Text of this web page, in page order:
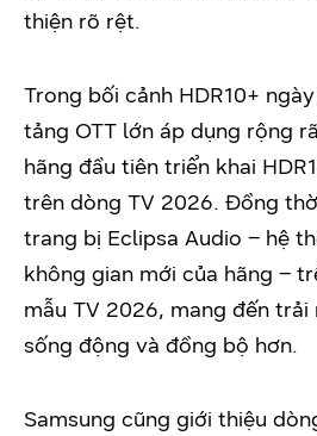
thiện rõ rệt.
Trong bối cảnh HDR10+
tảng OTT lớn áp dụng rộng
hãng đầu tiên triển khai
trên dòng TV 2026. Đồng
trang bị Eclipsa Audio – hệ
không gian mới của hãng –
mẫu TV 2026, mang đến trải
sống động và đồng bộ hơn.
Samsung cũng giới thiệu